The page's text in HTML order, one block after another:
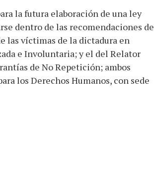
la futura elaboración de una ley
dentro de las recomendaciones de
las víctimas de la dictadura en
e Involuntaria; y el del Relator
de No Repetición; ambos
los Derechos Humanos, con sede